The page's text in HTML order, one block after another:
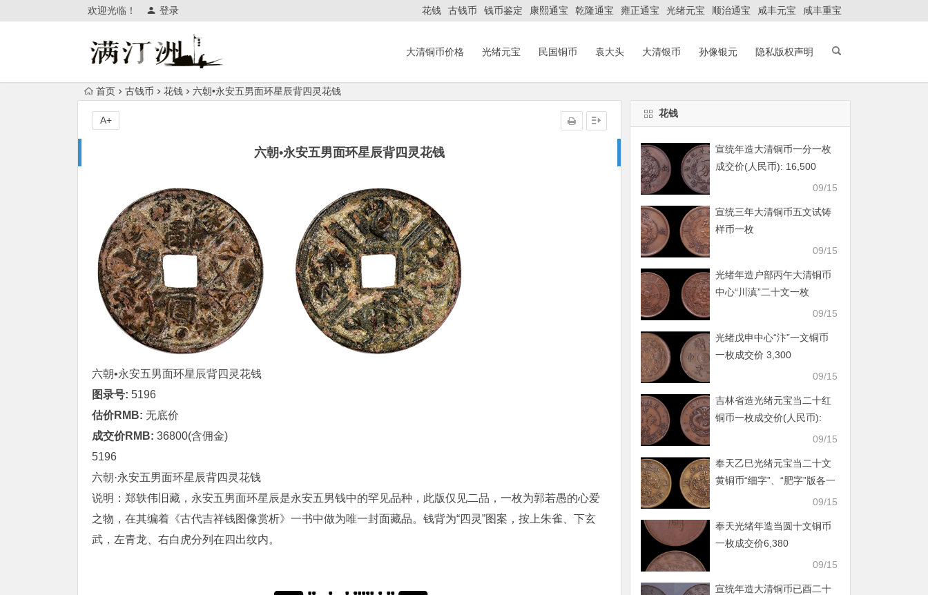
欢迎光临！ 登录 花钱 古钱币 钱币鉴定 康熙通宝 乾隆通宝 雍正通宝 光绪元宝 顺治通宝 咸丰元宝 咸丰重宝
大清铜币价格 光绪元宝 民国铜币 袁大头 大清银币 孙像银元 隐私版权声明
首页 古钱币 花钱 六朝•永安五男面环星辰背四灵花钱
六朝•永安五男面环星辰背四灵花钱
A+
六朝•永安五男面环星辰背四灵花钱
图录号: 5196
估价RMB: 无底价
成交价RMB: 36800(含佣金)
5196
六朝·永安五男面环星辰背四灵花钱
说明：郑轶伟旧藏，永安五男面环星辰是永安五男钱中的罕见品种，此版仅见二品，一枚为郭若愚的心爱
之物，在其编着《古代吉祥钱图像赏析》一书中做为唯一封面藏品。钱背为“四灵”图案，按上朱雀、下玄
武，左青龙、右白虎分列在四出纹内。
花钱
宣统年造大清铜币一分一枚
成交价(人民币): 16,500
09/15
宣统三年大清铜币五文试铸
样币一枚
09/15
光绪年造户部丙午大清铜币
中心“川滇”二十文一枚
09/15
光绪戊申中心“汴”一文铜币
一枚成交价 3,300
09/15
吉林省造光绪元宝当二十红
铜币一枚成交价(人民币):
09/15
奉天乙巳光绪元宝当二十文
黄铜币“细字”、“肥字”版各一
09/15
奉天光绪年造当圆十文铜币
一枚成交价6,380
09/15
宣统年造大清铜币已酉二十